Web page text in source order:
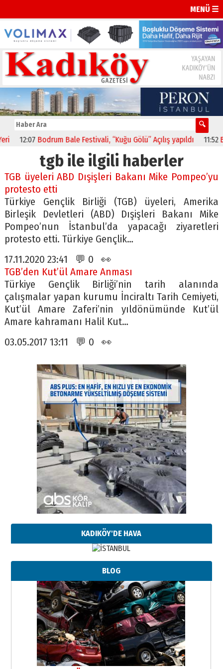
MENÜ ☰
12:07 Bodrum Bale Festivali, “Kuğu Gölü” Açılış yapıldı 11:52
tgb ile ilgili haberler
TGB üyeleri ABD Dışişleri Bakanı Mike Pompeo’yu
protesto etti
Türkiye Gençlik Birliği (TGB) üyeleri, Amerika
Birleşik Devletleri (ABD) Dışişleri Bakanı Mike
Pompeo’nun İstanbul’da yapacağı ziyaretleri
protesto etti. Türkiye Gençlik…
17.11.2020 23:41 💬 0 👀
TGB’den Kut’ül Amare Anması
Türkiye Gençlik Birliği’nin tarih alanında
çalışmalar yapan kurumu İnciraltı Tarih Cemiyeti,
Kut’ül Amare Zaferi’nin yıldönümünde Kut’ül
Amare kahramanı Halil Kut…
03.05.2017 13:11 💬 0 👀
KADIKÖY'DE HAVA
BLOG